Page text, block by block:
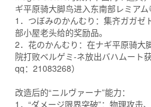
ギ平原骑大脚鸟进入东南部レミアム
1．つぼみのかんむり：集齐ガガゼ
部小屋老头给的奖励品。
2．花のかんむり：在ナギ平原骑大
院打败ベルゲミ-ネ放出バハムート
qq：21083268）
改造后的“ニルヴァーナ”能力：
1．“ダメージ限界突破”：物理攻击